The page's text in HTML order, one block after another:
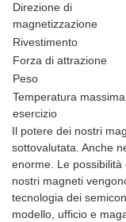
Direzione di
magnetizzazione
Rivestimento
Forza di attrazione
Peso
Temperatura
esercizio
Il potere dei nostri
sottovalutata. Anche
enorme. Le
nostri magneti
tecnologia dei
modello, ufficio e